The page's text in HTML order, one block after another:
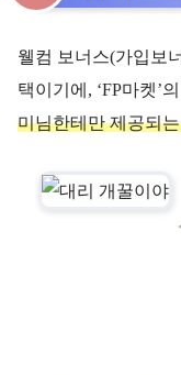
웰컴 보너스(가입보
택이기에, ‘FP마켓’
미님한테만 제공되